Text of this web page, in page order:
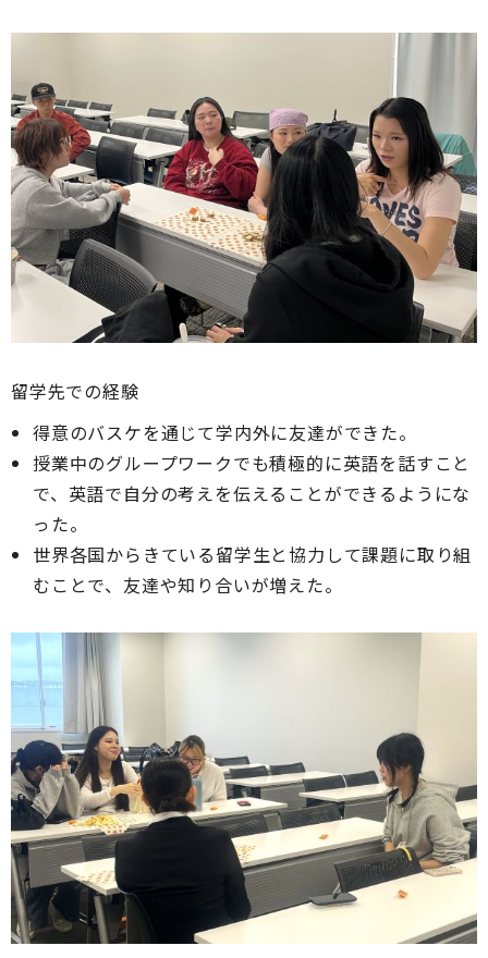
留学先での経験
得意のバスケを通じて学内外に友達ができた。
授業中のグループワークでも積極的に英語を話すこと
で、英語で自分の考えを伝えることができるようにな
った。
世界各国からきている留学生と協力して課題に取り組
むことで、友達や知り合いが増えた。